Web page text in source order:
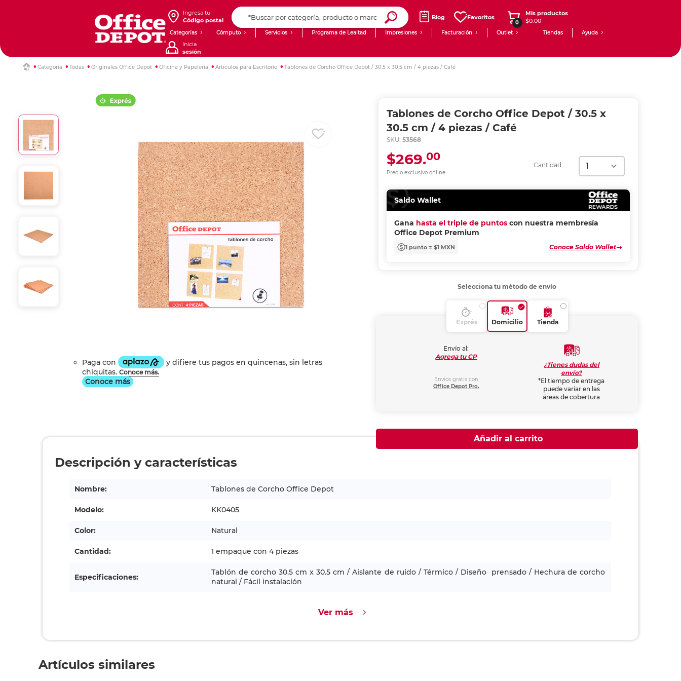
Ingresa tu
Código postal
Blog Favoritos
0
Mis productos
$0.00
Categorías Cómputo Servicios
PyME
Programa de Lealtad Impresiones Facturación Outlet Tiendas Ayuda
Inicia
sesión
Categoría Todas Originales Office Depot Oficina y Papelería Artículos para Escritorio Tablones de Corcho Office Depot / 30.5 x 30.5 cm / 4 piezas / Café
Conoce más
Tablones de Corcho Office Depot / 30.5 x
30.5 cm / 4 piezas / Café
SKU: 53568
Cantidad
Precio exclusivo online
$269.00
Saldo Wallet
Gana hasta el triple de puntos con nuestra membresía
Office Depot Premium
1 punto = $1 MXN Conoce Saldo Wallet
Selecciona tu método de envío
Exprés Domicilio Tienda
Envío al:
Agrega tu CP
Envíos gratis con
Office Depot Pro.
¿Tienes dudas del
envío?
*El tiempo de entrega
puede variar en las
áreas de cobertura
Añadir al carrito
Descripción y características
Nombre: Tablones de Corcho Office Depot
Modelo: KK0405
Color: Natural
Cantidad: 1 empaque con 4 piezas
Especificaciones:
Tablón de corcho 30.5 cm x 30.5 cm / Aislante de ruido / Térmico / Diseño prensado / Hechura de corcho
natural / Fácil instalación
Ver más
Artículos similares